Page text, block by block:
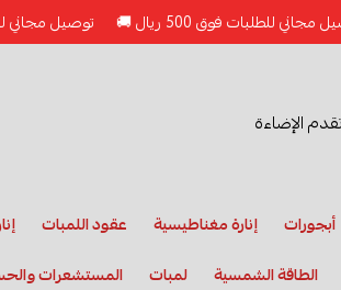
فوق 500 ريال 🚚 توصيل مجاني للطلبات فوق
أبجورات إنارة مغناطيسية عقود اللمبات
الطاقة الشمسية لمبات المستشعرات